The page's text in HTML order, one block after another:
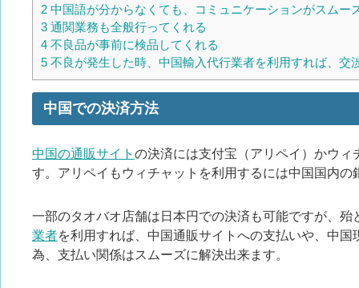
2 中国語が分からなくても、コミュニケーションがスムー
3 通関業務も全般行ってくれる
4 不良品が事前に検品してくれる
5 不良が発生した時、中国輸入代行業者を利用すれば、交
中国での決済方法
中国の通販サイト の決済には支付宝（アリペイ）かウ
す。アリペイもウィチャットを利用するには中国国内の
一部のタオバオ店舗は日本円での決済も可能ですが、殆
業者を利用すれば、中国通販サイトへの支払いや、中
為、支払い関係はスムーズに解決出来ます。